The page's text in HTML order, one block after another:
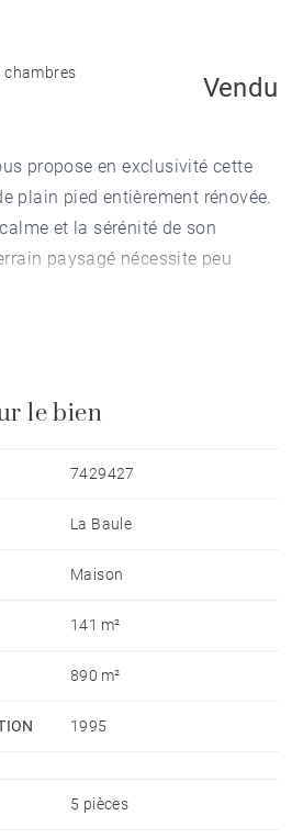
chambres
Vendu
propose en exclusivité cette
plain pied entièrement rénovée.
et la sérénité de son
paysagé nécessite peu
piscine chauffée. Profitez des
moments de détentes près
dont deux avec salles
salle à manger avec cheminée,
contemporain. Une
offrant de belles prestations.
ce bien est exposé sont
le bien
7429427
La Baule
Maison
141 m²
890 m²
1995
5 pièces